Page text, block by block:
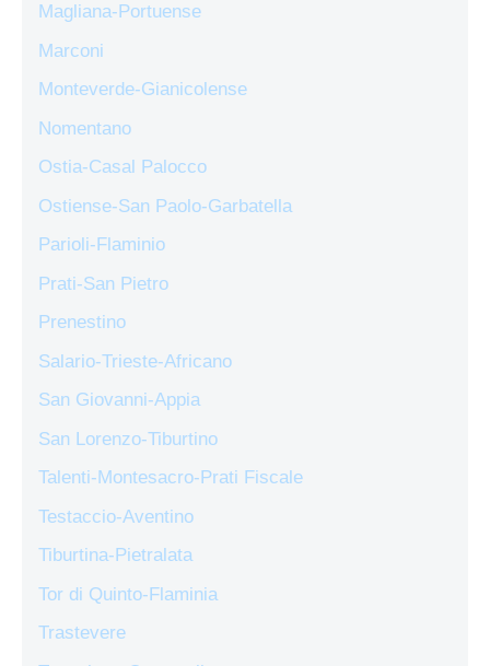
Magliana-Portuense
Marconi
Monteverde-Gianicolense
Nomentano
Ostia-Casal Palocco
Ostiense-San Paolo-Garbatella
Parioli-Flaminio
Prati-San Pietro
Prenestino
Salario-Trieste-Africano
San Giovanni-Appia
San Lorenzo-Tiburtino
Talenti-Montesacro-Prati Fiscale
Testaccio-Aventino
Tiburtina-Pietralata
Tor di Quinto-Flaminia
Trastevere